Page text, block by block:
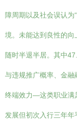
障周期以及社会误认为
境。未能达到良性的
随时半退半居。其中
与违规推广概率、金
终端效力—这类职业满
发展但初次入行三年